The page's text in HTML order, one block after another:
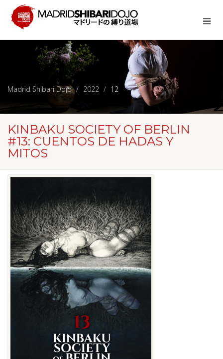
Madrid Shibari Dojo 2022 12
KINBAKU SOCIETY OF BERLIN
#13: CUENTOS DE HADAS Y
MITOS